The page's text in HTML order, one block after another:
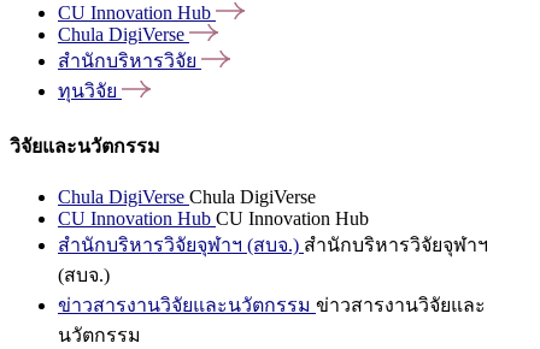
CU Innovation Hub
Chula DigiVerse
สำนักบริหารวิจัย
ทุนวิจัย
วิจัยและนวัตกรรม
Chula DigiVerse Chula DigiVerse
CU Innovation Hub CU Innovation Hub
สำนักบริหารวิจัยจุฬาฯ (สบจ.) สำนักบริหารวิจัยจุฬาฯ
(สบจ.)
ข่าวสารงานวิจัยและนวัตกรรม ข่าวสารงานวิจัยและ
นวัตกรรม